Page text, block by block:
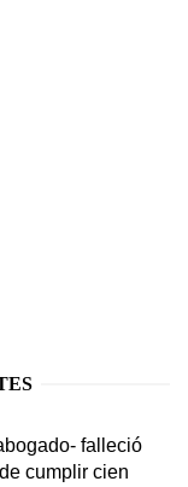
falleció
cumplir cien